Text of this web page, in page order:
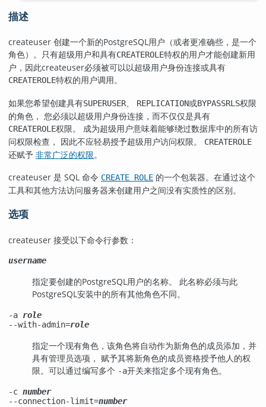
描述
createuser 创建一个新的PostgreSQL用户（或者更准确些，是一个
角色）。只有超级用户和具有CREATEROLE特权的用户才能创建新用
户，因此createuser必须被可以以超级用户身份连接或具有
CREATEROLE特权的用户调用。
如果您希望创建具有SUPERUSER、 REPLICATION或BYPASSRLS权限
的角色， 您必须以超级用户身份连接，而不仅仅是具有
CREATEROLE权限。 成为超级用户意味着能够绕过数据库中的所有访
问权限检查， 因此不应轻易授予超级用户访问权限。
CREATEROLE
还赋予 非常广泛的权限。
createuser 是 SQL 命令 CREATE ROLE 的一个包装器。在通过这个
工具和其他方法访问服务器来创建用户之间没有实质性的区别。
选项
createuser 接受以下命令行参数：
username
指定要创建的PostgreSQL用户的名称。 此名称必须与此
PostgreSQL安装中的所有其他角色不同。
-a role
--with-admin=role
指定一个现有角色，该角色将自动作为新角色的成员添加，并
具有管理员选项， 赋予其将新角色的成员资格授予他人的权
限。可以通过编写多个 -a开关来指定多个现有角色。
-c number
--connection-limit=number